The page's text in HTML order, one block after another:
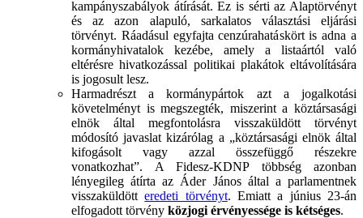
kampányszabályok átírását. Ez is sérti az Alaptörvényt
és az azon alapuló, sarkalatos választási eljárási
törvényt. Ráadásul egyfajta cenzúrahatáskört is adna a
kormányhivatalok kezébe, amely a listaártól való
eltérésre hivatkozással politikai plakátok eltávolítására
is jogosult lesz.
Harmadrészt a kormánypártok azt a jogalkotási
követelményt is megszegték, miszerint a köztársasági
elnök által megfontolásra visszaküldött törvényt
módosító javaslat kizárólag a „köztársasági elnök által
kifogásolt vagy azzal összefüggő részekre
vonatkozhat”. A Fidesz-KDNP többség azonban
lényegileg átírta az Áder János által a parlamentnek
visszaküldötteredeti törvényt. Emiatt a június 23-án
elfogadott törvény közjogi érvényessége is kétséges.